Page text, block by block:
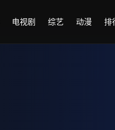
电视剧 综艺 动漫 排